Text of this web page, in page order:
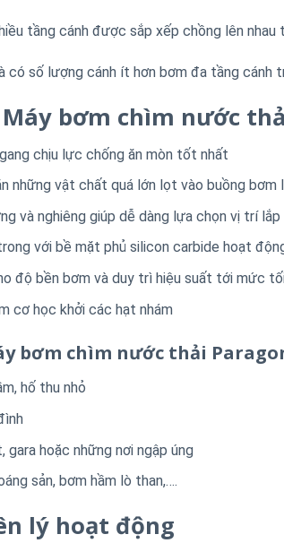
tầng cánh được sắp xếp chồng lên
có số lượng cánh ít hơn bơm đa tầng cánh
bơm chìm nước
chịu lực chống ăn mòn tốt nhất
những vật chất quá lớn lọt vào buồng bơm
và nghiêng giúp dễ dàng lựa chọn vị trí
với bề mặt phủ silicon carbide hoạt
độ bền bơm và duy trì hiệu suất tới mức
cơ học khởi các hạt nhám
bơm chìm nước thải Paragon
hố thu nhỏ
hoặc những nơi ngập úng
sản, bơm hầm lò than,….
lý hoạt động